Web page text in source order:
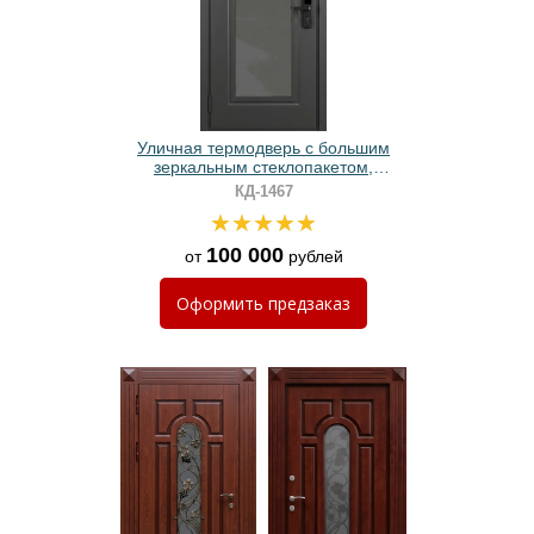
Уличная термодверь с большим
зеркальным стеклопакетом,
электронным замком и серым
порошковым окрашиванием
КД-1467
от 100 000рублей
Оформить предзаказ